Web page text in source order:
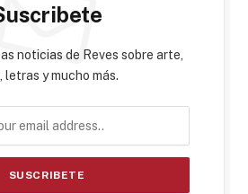
noticias de Reves sobre arte,
letras y mucho más.